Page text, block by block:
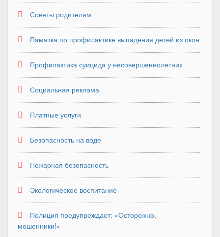
Советы родителям
Памятка по профилактике выпадения детей из окон
Профилактика суицида у несовершеннолетних
Социальная реклама
Платные услуги
Безопасность на воде
Пожарная безопасность
Экологическое воспитание
Полиция предупреждает: «Осторожно,
мошенники!»